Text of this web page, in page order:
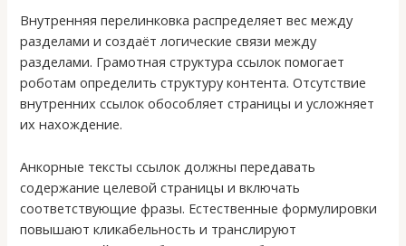
Внутренняя перелинковка распределяет вес между
разделами и создаёт логические связи между
разделами. Грамотная структура ссылок помогает
роботам определить структуру контента. Отсутствие
внутренних ссылок обособляет страницы и усложняет
их нахождение.
Анкорные тексты ссылок должны передавать
содержание целевой страницы и включать
соответствующие фразы. Естественные формулировки
повышают кликабельность и транслируют